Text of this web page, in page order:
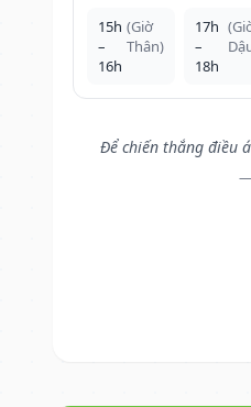
15h
–
16h
(Giờ
Thân)
17h
–
18h
Để chiến thắng điều
—